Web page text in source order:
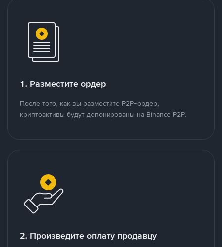
1. Разместите ордер
После того, как вы разместите P2P-ордер,
криптоактивы будут депонированы на Binance P2P.
2. Произведите оплату продавцу